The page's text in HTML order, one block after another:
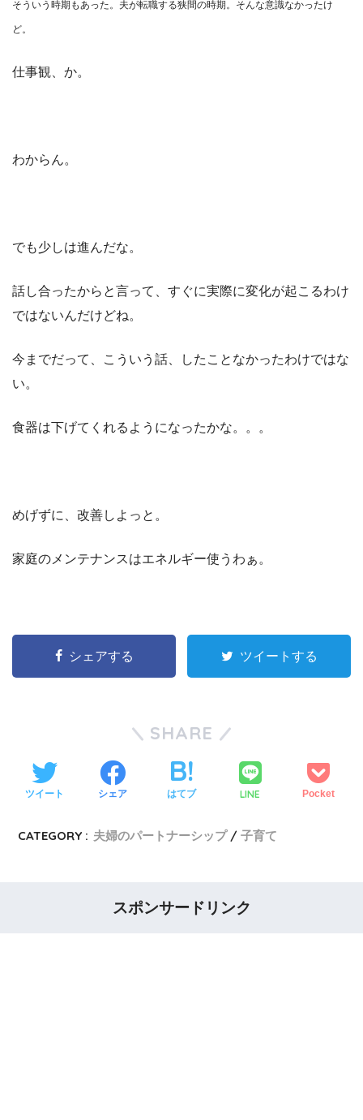
そういう時期もあった。夫が転職する狭間の時期。そんな意識なかったけ
ど。
仕事観、か。
わからん。
でも少しは進んだな。
話し合ったからと言って、すぐに実際に変化が起こるわけ
ではないんだけどね。
今までだって、こういう話、したことなかったわけではな
い。
食器は下げてくれるようになったかな。。。
めげずに、改善しよっと。
家庭のメンテナンスはエネルギー使うわぁ。
シェアする ツイートする
SHARE
ツイート シェア はてブ LINE Pocket
CATEGORY : 夫婦のパートナーシップ 子育て
スポンサードリンク